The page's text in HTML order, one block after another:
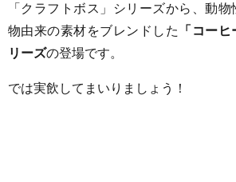
「クラフトボス」シリーズから、動
物由来の素材をブレンドした
「コー
リーズの登場です。
では実飲してまいりましょう！